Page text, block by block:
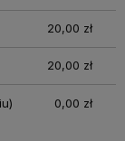
20,00 zł
20,00 zł
0,00 zł